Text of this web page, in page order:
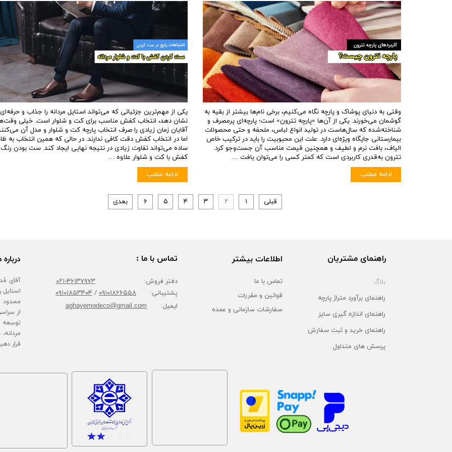
وقتی به دنیای پوشاک و پارچه نگاه می‌کنیم، برخی نام‌ها بیشتر از بقیه به
گوشمان می‌خورند. یکی از آن‌ها «پارچه تترون» است؛ پارچه‌ای پرمصرف و
شناخته‌شده که سال‌هاست در تولید انواع لباس، ملحفه و حتی محصولات
بیمارستانی جایگاه ویژه‌ای دارد. علت این محبوبیت را باید در ترکیب خاص
الیاف، بافت نرم و لطیف و همچنین قیمت مناسب آن جست‌وجو کرد.
تترون به‌قدری کاربردی است که کمتر کسی را می‌توان یافت …
ادامه مطلب
یکی از مهم‌ترین جزئیاتی که می‌تواند استایل مردانه را جذاب و حرفه‌ای
نشان دهد، انتخاب کفش مناسب برای کت و شلوار است. خیلی
آقایان زمان زیادی را صرف انتخاب پارچه کت و شلوار و مدل آن
اما در انتخاب کفش دقت کافی ندارند. در حالی که همین انتخاب به
ساده می‌تواند تفاوت زیادی در نتیجه نهایی ایجاد کند. ست بودن رنگ
کفش با کت و شلوار علاوه …
ادامه مطلب
قبلی ۱ ۲ ۳ ۴ ۵ ۶ بعدی
درباره
محدود
از
قرار
راهنمای مشتریان
بلاگ
راهنمای برآورد متراژ پارچه
راهنمای اندازه گیری سایز
راهنمای خرید و ثبت سفارش
پرسش های متداول
اطلاعات بیشتر
تماس با ما
قوانین و مقررات
سفارشات سازمانی و عمده
تماس با ما :
دفتر فروش: ۴۶۱۳۷۹۷۳-۰۲۱
پشتیبانی: ۰۹۱۰۱۸۶۶۵۵۸/۰۹۱۰۱۸۵۳۴۰۴
ایمیل: aghayemodeco@gmail.com